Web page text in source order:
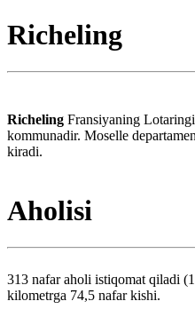
Richeling
Richeling Fransiyaning
kommunadir. Moselle
kiradi.
Aholisi
313 nafar aholi istiqomat qiladi
kilometrga 74,5 nafar kishi.